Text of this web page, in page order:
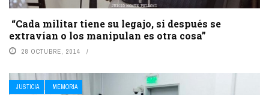
“Cada militar tiene su legajo, si después se
extravían o los manipulan es otra cosa”
28 OCTUBRE, 2014
JUSTICIA MEMORIA